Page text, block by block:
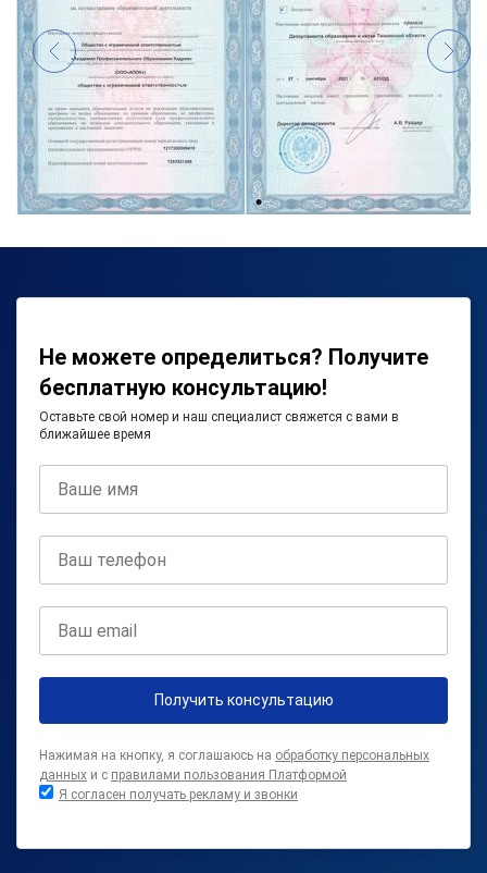
Не можете определиться? Получите
бесплатную консультацию!
Оставьте свой номер и наш специалист свяжется с вами в
ближайшее время
Получить консультацию
Нажимая на кнопку, я соглашаюсь на обработку персональных
данных и с правилами пользования Платформой
Я согласен получать рекламу и звонки